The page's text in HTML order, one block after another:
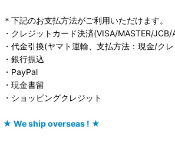
＊下記のお支払方法がご利用いただけます。
・クレジットカード決済(VISA/MASTER/JCB/
・代金引換(ヤマト運輸、支払方法：現金/ク
・銀行振込
・PayPal
・現金書留
・ショッピングクレジット
★ We ship overseas ! ★